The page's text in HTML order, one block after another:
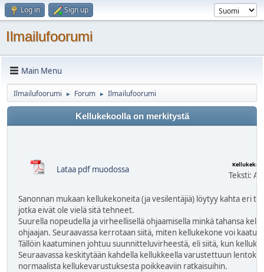
Log in Sign up
Ilmailufoorumi
Main Menu
Ilmailufoorumi ► Forum ► Ilmailufoorumi
Kellukekoolla on merkitystä
Lataa pdf muodossa
Teksti:
Sanonnan mukaan kellukekoneita (ja vesilentäjiä) löytyy kahta eri
jotka eivät ole vielä sitä tehneet.
Suurella nopeudella ja virheellisellä ohjaamisella minkä tahansa
ohjaajan. Seuraavassa kerrotaan siitä, miten kellukekone voi
Tällöin kaatuminen johtuu suunnitteluvirheestä, eli siitä, kun
Seuraavassa keskitytään kahdella kellukkeella varustettuun
normaalista kellukevarustuksesta poikkeaviin ratkaisuihin.